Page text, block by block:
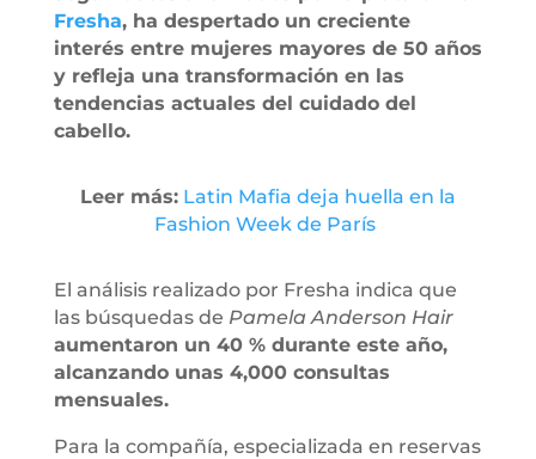
Fresha, ha despertado un creciente
interés entre mujeres mayores de 50 años
y refleja una transformación en las
tendencias actuales del cuidado del
cabello.
Leer más: Latin Mafia deja huella en la
Fashion Week de París
El análisis realizado por Fresha indica que
las búsquedas de Pamela Anderson Hair
aumentaron un 40 % durante este año,
alcanzando unas 4,000 consultas
mensuales.
Para la compañía, especializada en reservas